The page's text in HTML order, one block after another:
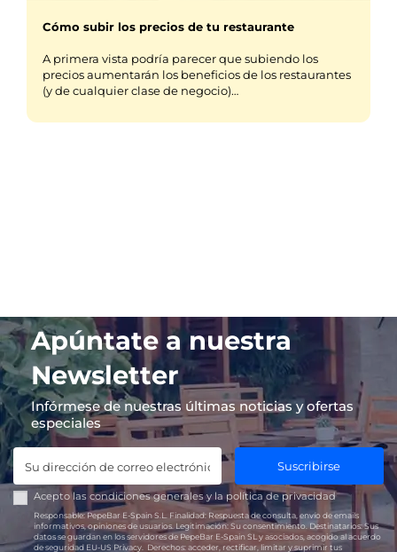
Cómo subir los precios de tu restaurante
A primera vista podría parecer que subiendo los
precios aumentarán los beneficios de los restaurantes
(y de cualquier clase de negocio)…
Apúntate a nuestra
Newsletter
Infórmese de nuestras últimas noticias y ofertas
especiales
Suscribirse
Acepto las condiciones generales y lapolítica de privacidad
Responsable:PepeBar E-Spain S.L. Finalidad: Respuesta de consulta, envío de emails
informativos, opiniones de usuarios. Legitimación: Su consentimiento. Destinatarios:Sus
datos se guardan en los servidores de PepeBar E-Spain SL y asociados, acogido al acuerdo
de seguridad EU-US Privacy.
Derechos: acceder, rectificar, limitar y suprimir tus